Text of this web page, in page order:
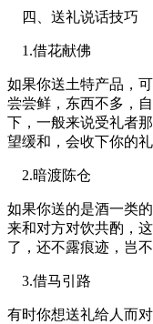
四、送礼说话技巧
1.借花献佛
如果你送土特产品，
尝尝鲜，东西不多，
下，一般来说受礼者
望缓和，会收下你的礼
2.暗渡陈仓
如果你送的是酒一类
来和对方对饮共酌，
了，还不露痕迹，岂不
3.借马引路
有时你想送礼给人而